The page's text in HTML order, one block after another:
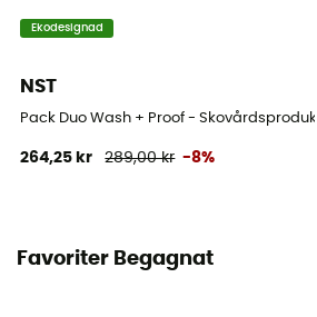
Ekodesignad
NST
Pack Duo Wash + Proof - Skovårdsprodukt
264,25 kr 289,00 kr -8%
Favoriter Begagnat